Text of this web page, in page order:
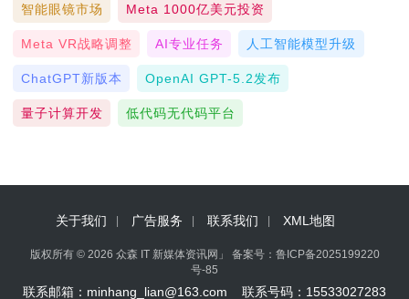
智能眼镜市场 Meta 1000亿美元投资
Meta VR战略调整 AI专业任务 人工智能模型升级
ChatGPT新版本 OpenAI GPT-5.2发布
量子计算开发 低代码无代码平台
关于我们 广告服务 联系我们 XML地图
版权所有 © 2026 众森 IT 新媒体资讯网」 备案号： 鲁ICP备2025199220
号-85
联系邮箱：minhang_lian@163.com 联系号码：15533027283